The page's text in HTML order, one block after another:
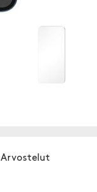
Arvostelut